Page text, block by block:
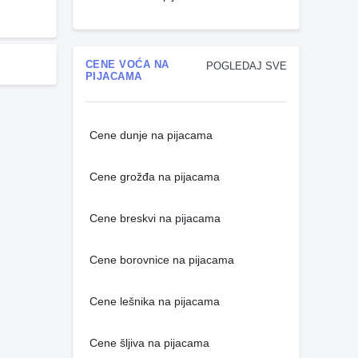
POGLEDAJ SVE
CENE VOĆA NA
PIJACAMA
Cene dunje na pijacama
Cene grožđa na pijacama
Cene breskvi na pijacama
Cene borovnice na pijacama
Cene lešnika na pijacama
Cene šljiva na pijacama